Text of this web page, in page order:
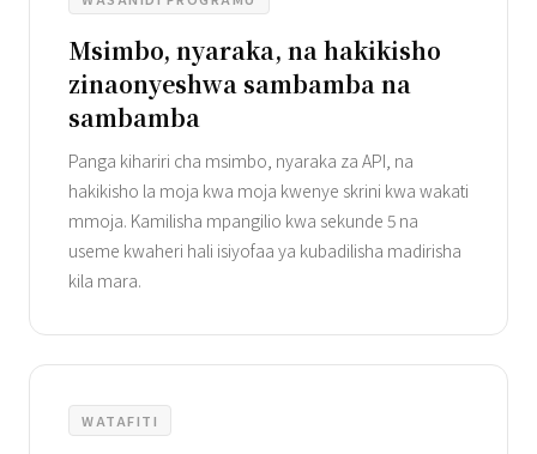
Msimbo, nyaraka, na hakikisho
zinaonyeshwa sambamba na
sambamba
Panga kihariri cha msimbo, nyaraka za API, na
hakikisho la moja kwa moja kwenye skrini kwa wakati
mmoja. Kamilisha mpangilio kwa sekunde 5 na
useme kwaheri hali isiyofaa ya kubadilisha madirisha
kila mara.
WATAFITI